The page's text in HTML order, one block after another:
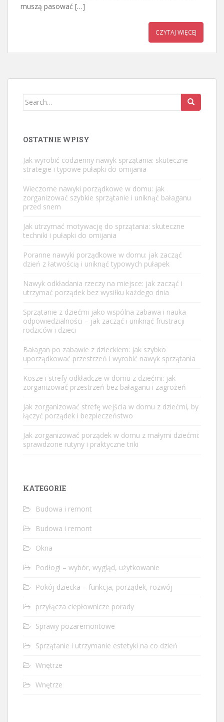
muszą pasować […]
CZYTAJ WIĘCEJ
Search
OSTATNIE WPISY
Jak wyrobić codzienny nawyk sprzątania: skuteczne
strategie i typowe pułapki do omijania
Wieczorne nawyki porządkowe w domu: jak
zorganizować szybkie sprzątanie i uniknąć bałaganu
przed snem
Jak utrzymać motywację do sprzątania: skuteczne
techniki i pułapki do omijania
Poranne nawyki porządkowe w domu: jak zacząć
dzień z łatwością i uniknąć typowych pułapek
Nawyk odkładania rzeczy na miejsce: jak zacząć i
utrzymać porządek bez wysiłku każdego dnia
Sprzątanie z dziećmi jako wspólna zabawa i nauka
odpowiedzialności – jak zacząć i uniknąć frustracji
rodziców i dzieci
Bałagan po zabawie z dzieckiem: jak szybko
uporządkować przestrzeń i wyrobić nawyk sprzątania
Kosze i strefy odkładcze w domu z dziećmi: jak
zorganizować przestrzeń bez bałaganu i zagrożeń
Jak zorganizować strefę wejścia w domu z dziećmi, by
łączyć porządek i bezpieczeństwo
Jak zorganizować porządek w domu z małymi dziećmi:
sprawdzone rutyny i praktyczne triki
KATEGORIE
Budowa i remont
Budowa i remont
Okna
Podłogi – wybór, wygląd, użytkowanie
Pokój dziecka – funkcja, porządek, rozwój
przyłącza ciepłownicze porady
Sprawy pozaremontowe
Sprzątanie i utrzymanie estetyki na co dzień
Wnętrze
Wnętrze